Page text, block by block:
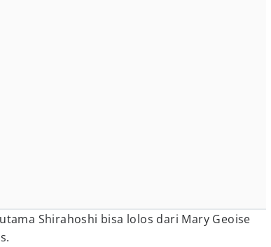
Shirahoshi bisa lolos dari Mary Geoise